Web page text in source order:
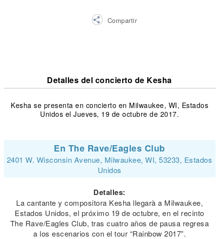
Compartir
Detalles del concierto de Kesha
Kesha se presenta en concierto en Milwaukee, WI, Estados
Unidos el Jueves, 19 de octubre de 2017.
En The Rave/Eagles Club
2401 W. Wisconsin Avenue, Milwaukee, WI, 53233, Estados
Unidos
Detalles:
La cantante y compositora Kesha llegarà a Milwaukee,
Estados Unidos, el próximo 19 de octubre, en el recinto
The Rave/Eagles Club, tras cuatro años de pausa regresa
a los escenarios con el tour “Rainbow 2017”.